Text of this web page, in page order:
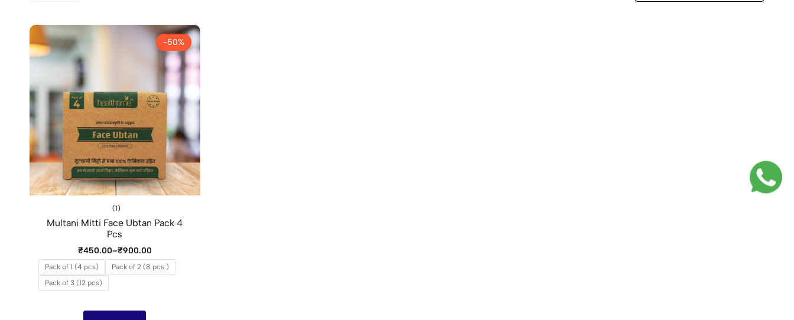
-50%
(1)
Multani Mitti Face Ubtan Pack 4
Pcs
₹450.00–₹900.00
Pack of 1 (4 pcs)
Pack of 2 (8 pcs )
Pack of 3 (12 pcs)